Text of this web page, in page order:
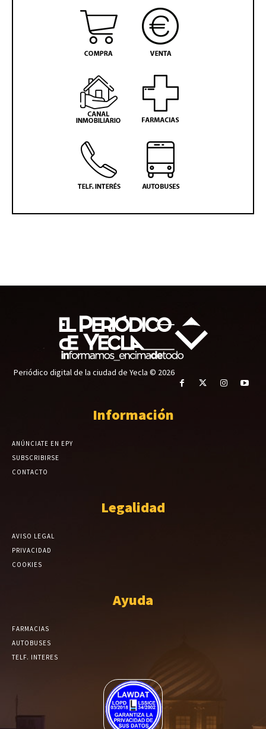
Periódico digital de la ciudad de Yecla © 2026
Información
ANÚNCIATE EN EPY
SUBSCRIBIRSE
CONTACTO
Legalidad
AVISO LEGAL
PRIVACIDAD
COOKIES
Ayuda
FARMACIAS
AUTOBUSES
TELF. INTERES